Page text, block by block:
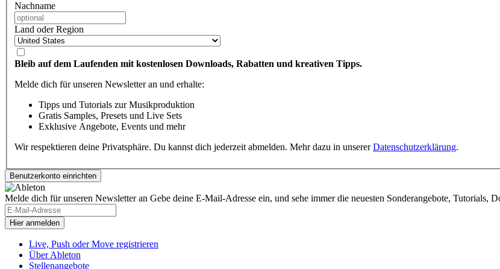
Nachname
Land oder Region
Bleib auf dem Laufenden mit kostenlosen Downloads, Rabatten und kreativen Tipps.
Melde dich für unseren Newsletter an und erhalte:
Tipps und Tutorials zur Musikproduktion
Gratis Samples, Presets und Live Sets
Exklusive Angebote, Events und mehr
Wir respektieren deine Privatsphäre. Du kannst dich jederzeit abmelden. Mehr dazu in unsererDatenschutzerklärung.
Melde dich für unseren Newsletter an Gebe deine E-Mail-Adresse ein, und sehe immer die neuesten Sonderangebote, Tutorials,
Live, Push oder Move registrieren
Über Ableton
Stellenangebote